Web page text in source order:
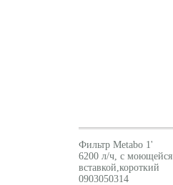
Фильтр Metabo 1'
6200 л/ч, с моющейся
вставкой,короткий
0903050314